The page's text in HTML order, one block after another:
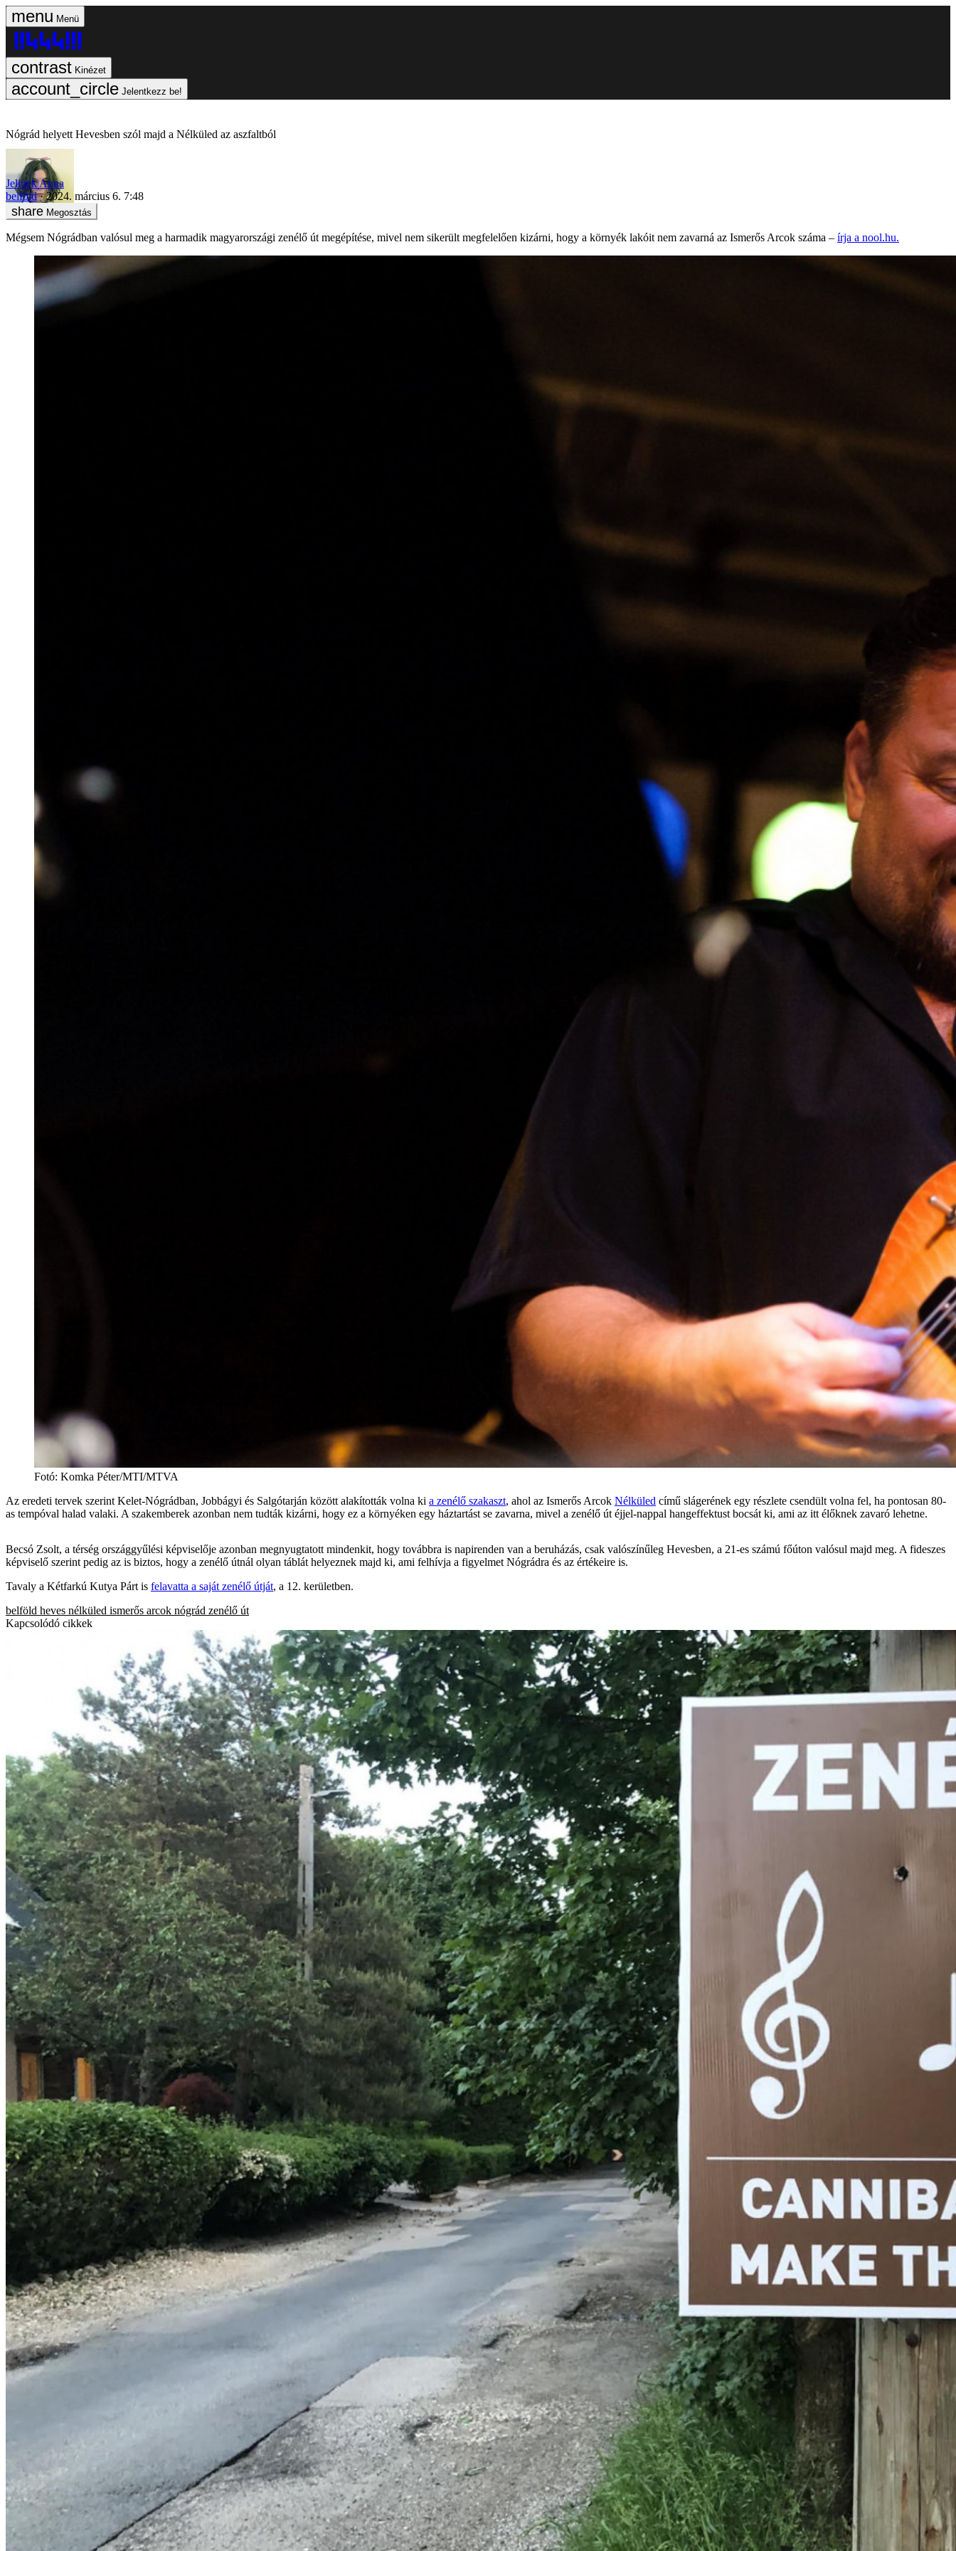
Menü
Kinézet
Jelentkezz be!
Nógrád helyett Hevesben szól majd a Nélküled az aszfaltból
Jelinek Anna
belföld
2024. március 6. 7:48
Megosztás
Mégsem Nógrádban valósul meg a harmadik magyarországi zenélő út megépítése, mivel nem sikerült megfelelően kizárni, hogy a környék lakóit nem zavarná az Ismerős Arcok száma – írja a nool.hu.
Fotó: Komka Péter/MTI/MTVA
Az eredeti tervek szerint Kelet-Nógrádban, Jobbágyi és Salgótarján között alakították volna ki a zenélő szakaszt, ahol az Ismerős Arcok Nélküled című slágerének egy részlete csendült volna fel, ha pontosan 80-
as tempóval halad valaki. A szakemberek azonban nem tudták kizárni, hogy ez a környéken egy háztartást se zavarna, mivel a zenélő út éjjel-nappal hangeffektust bocsát ki, ami az itt élőknek zavaró lehetne.
Becsó Zsolt, a térség országgyűlési képviselője azonban megnyugtatott mindenkit, hogy továbbra is napirenden van a beruházás, csak valószínűleg Hevesben, a 21-es számú főúton valósul majd meg. A fideszes
képviselő szerint pedig az is biztos, hogy a zenélő útnál olyan táblát helyeznek majd ki, ami felhívja a figyelmet Nógrádra és az értékeire is.
Tavaly a Kétfarkú Kutya Párt is felavatta a saját zenélő útját, a 12. kerületben.
belföld heves nélküled ismerős arcok nógrád zenélő út
Kapcsolódó cikkek